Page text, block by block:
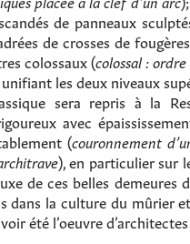
de panneaux
de crosses de
colossaux (colossal :
les deux niveaux
sera repris à la
avec
(couronnement
), en particulier sur
de ces belles demeures
dans la culture du mûrier
été l’oeuvre